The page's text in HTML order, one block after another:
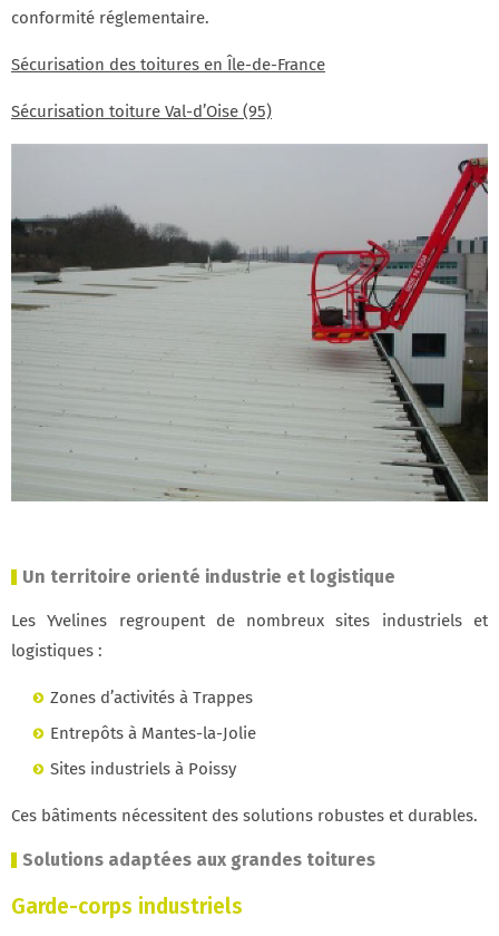
conformité réglementaire.
Sécurisation des toitures en Île-de-France
Sécurisation toiture Val-d’Oise (95)
Un territoire orienté industrie et logistique
Les Yvelines regroupent de nombreux sites industriels et
logistiques :
Zones d’activités à Trappes
Entrepôts à Mantes-la-Jolie
Sites industriels à Poissy
Ces bâtiments nécessitent des solutions robustes et durables.
Solutions adaptées aux grandes toitures
Garde-corps industriels